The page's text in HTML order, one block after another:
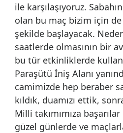
ile karşılaşıyoruz.
olan bu maç bizim için
şekilde başlayacak.
saatlerde olmasının bir
bu tür etkinliklerde
Paraşütü İniş Alanı
camimizde hep beraber
kıldık, duamızı ettik,
Milli takımımıza
güzel günlerde ve